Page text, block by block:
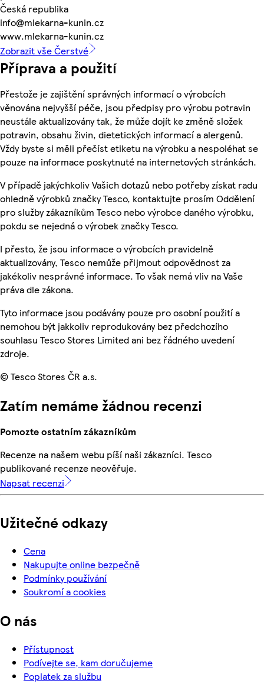
Česká republika
info@mlekarna-kunin.cz
www.mlekarna-kunin.cz
Zobrazit vše Čerstvé
Příprava a použití
Přestože je zajištění správných informací o výrobcích
věnována nejvyšší péče, jsou předpisy pro výrobu potravin
neustále aktualizovány tak, že může dojít ke změně složek
potravin, obsahu živin, dietetických informací a alergenů.
Vždy byste si měli přečíst etiketu na výrobku a nespoléhat se
pouze na informace poskytnuté na internetových stránkách.
V případě jakýchkoliv Vašich dotazů nebo potřeby získat radu
ohledně výrobků značky Tesco, kontaktujte prosím Oddělení
pro služby zákazníkům Tesco nebo výrobce daného výrobku,
pokdu se nejedná o výrobek značky Tesco.
I přesto, že jsou informace o výrobcích pravidelně
aktualizovány, Tesco nemůže přijmout odpovědnost za
jakékoliv nesprávné informace. To však nemá vliv na Vaše
práva dle zákona.
Tyto informace jsou podávány pouze pro osobní použití a
nemohou být jakkoliv reprodukovány bez předchozího
souhlasu Tesco Stores Limited ani bez řádného uvedení
zdroje.
© Tesco Stores ČR a.s.
Zatím nemáme žádnou recenzi
Pomozte ostatním zákazníkům
Recenze na našem webu píší naši zákazníci. Tesco
publikované recenze neověřuje.
Napsat recenzi
Užitečné odkazy
Cena
Nakupujte online bezpečně
Podmínky používání
Soukromí a cookies
O nás
Přístupnost
Podívejte se, kam doručujeme
Poplatek za službu